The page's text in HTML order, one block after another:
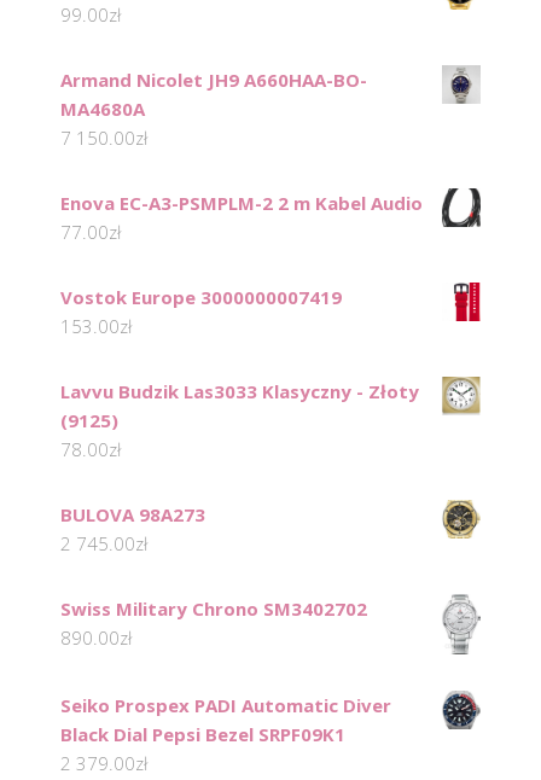
99.00zł
Armand Nicolet JH9 A660HAA-BO-
MA4680A
7 150.00zł
Enova EC-A3-PSMPLM-2 2 m Kabel Audio
77.00zł
Vostok Europe 3000000007419
153.00zł
Lavvu Budzik Las3033 Klasyczny - Złoty
(9125)
78.00zł
BULOVA 98A273
2 745.00zł
Swiss Military Chrono SM3402702
890.00zł
Seiko Prospex PADI Automatic Diver
Black Dial Pepsi Bezel SRPF09K1
2 379.00zł